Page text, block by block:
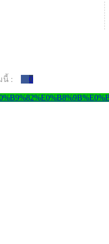
นี้ : 0